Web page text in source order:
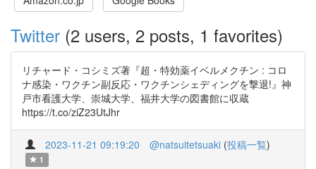
Twitter (2 users, 2 posts, 1 favorites)
リチャード・コシミズ著『超・特効薬イベルメクチン : コロ
ナ感染・ワクチン副反応・ワクチンシェディングを撃退!』神
戸市看護大学、崇城大学、福井大学の図書館に収蔵
https://t.co/ziZ23UtJhr
2023-11-21 09:19:20 @natsuitetsuaki (投稿一覧)
1